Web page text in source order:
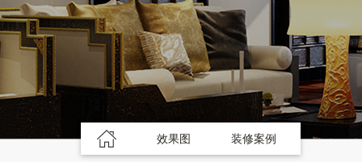
效果图 装修案例